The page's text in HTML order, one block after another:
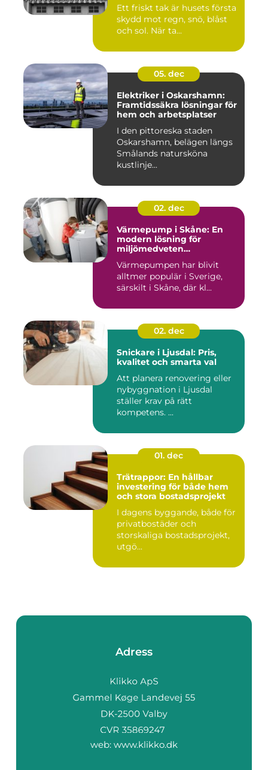
Ett friskt tak är husets första
skydd mot regn, snö, blåst
och sol. När ta...
05. dec
Elektriker i Oskarshamn:
Framtidssäkra lösningar för
hem och arbetsplatser
I den pittoreska staden
Oskarshamn, belägen längs
Smålands natursköna
kustlinje...
02. dec
Värmepump i Skåne: En
modern lösning för
miljömedveten
Värmepumpen har blivit
alltmer populär i Sverige,
särskilt i Skåne, där kl...
02. dec
Snickare i Ljusdal: Pris,
kvalitet och smarta val
Att planera renovering eller
nybyggnation i Ljusdal
ställer krav på rätt
kompetens. ...
01. dec
Trätrappor: En hållbar
investering för både hem
och stora bostadsprojekt
I dagens byggande, både för
privatbostäder och
storskaliga bostadsprojekt,
utgö...
Adress
web: www.klikko.dk